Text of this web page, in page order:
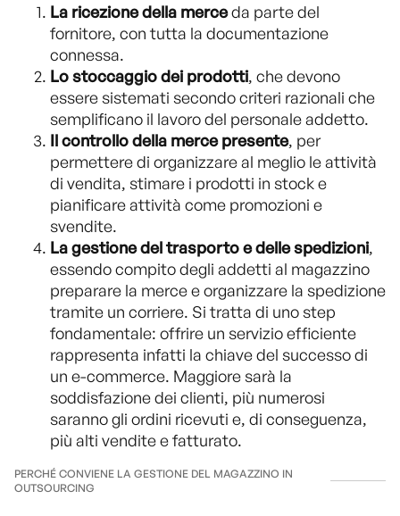
La ricezione della merceda parte del
fornitore, con tutta la documentazione
connessa.
Lo stoccaggio dei prodotti, che devono
essere sistemati secondo criteri razionali che
semplificano il lavoro del personale addetto.
Il controllo della merce presente, per
permettere di organizzare al meglio le attività
di vendita, stimare i prodotti in stock e
pianificare attività come promozioni e
svendite.
La gestione del trasporto e delle spedizioni,
essendo compito degli addetti al magazzino
preparare la merce e organizzare la spedizione
tramite un corriere. Si tratta di uno step
fondamentale: offrire un servizio efficiente
rappresenta infatti la chiave del successo di
un e-commerce. Maggiore sarà la
soddisfazione dei clienti, più numerosi
saranno gli ordini ricevuti e, di conseguenza,
più alti vendite e fatturato.
PERCHÉ CONVIENE LA GESTIONE DEL MAGAZZINO IN
OUTSOURCING